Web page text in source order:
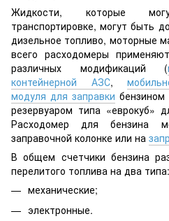
Жидкости, которые
транспортировке, могут быть
дизельное топливо, моторные
всего расходомеры
различных модификаций (
контейнерной АЗС,
модуля для заправки
резервуаром типа «еврокуб»
Расходомер для бензина
заправочной колонке или на
В общем счетчики бензина
перелитого топлива на два типа:
механические;
электронные.